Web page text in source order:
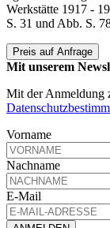
Werkstätte 1917 -
S. 31 und Abb. S.
Preis auf Anfrage
Mit unserem
Mit der Anmeldung
Vorname
Nachname
E-Mail